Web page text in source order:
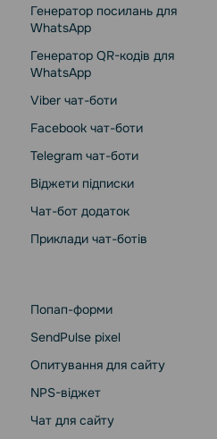
Генератор посилань для
WhatsApp
Генератор QR-кодів для
WhatsApp
Viber чат-боти
Facebook чат-боти
Telegram чат-боти
Віджети підписки
Чат-бот додаток
Приклади чат-ботів
Попап-форми
SendPulse pixel
Опитування для сайту
NPS-віджет
Чат для сайту